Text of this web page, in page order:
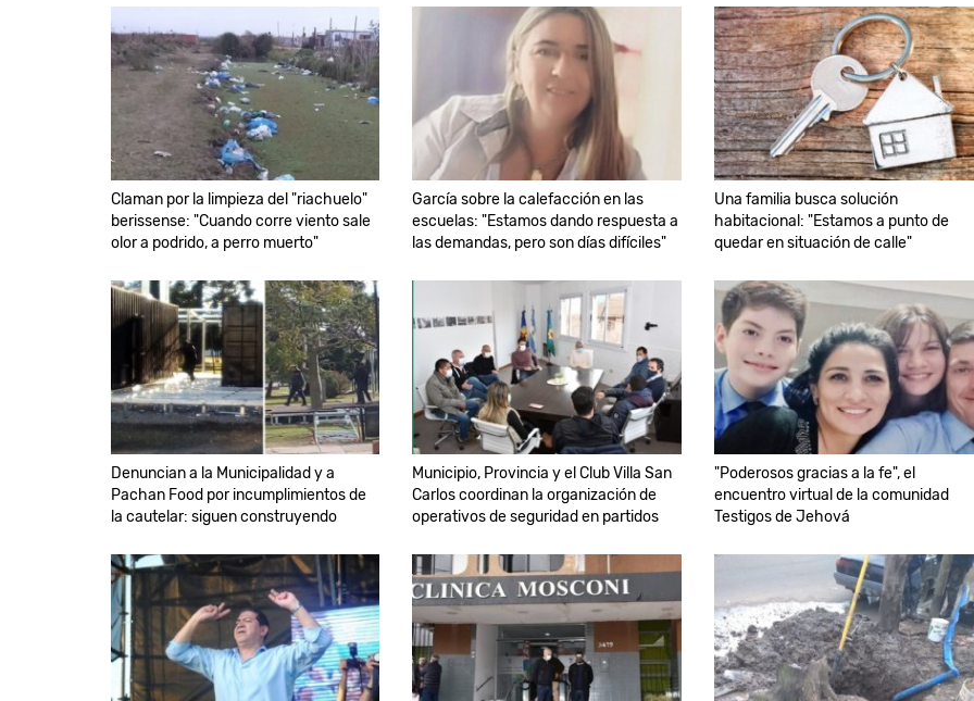
Claman por la limpieza del "riachuelo"
berissense: "Cuando corre viento sale
olor a podrido, a perro muerto"
García sobre la calefacción en las
escuelas: "Estamos dando respuesta a
las demandas, pero son días difíciles"
Una familia busca solución
habitacional: "Estamos a punto de
quedar en situación de calle"
Denuncian a la Municipalidad y a
Pachan Food por incumplimientos de
la cautelar: siguen construyendo
Municipio, Provincia y el Club Villa San
Carlos coordinan la organización de
operativos de seguridad en partidos
"Poderosos gracias a la fe", el
encuentro virtual de la comunidad
Testigos de Jehová